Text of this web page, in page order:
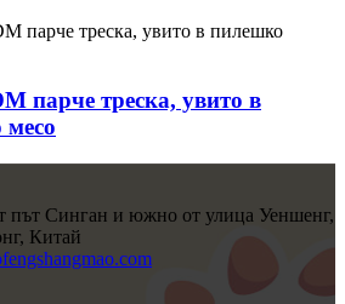
парче треска, увито в
път Синган и южно от улица Уеншенг,
Китай